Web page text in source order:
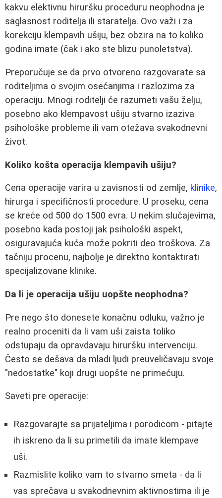
kakvu elektivnu hiruršku proceduru neophodna je
saglasnost roditelja ili staratelja. Ovo važi i za
korekciju klempavih ušiju, bez obzira na to koliko
godina imate (čak i ako ste blizu punoletstva).
Preporučuje se da prvo otvoreno razgovarate sa
roditeljima o svojim osećanjima i razlozima za
operaciju. Mnogi roditelji će razumeti vašu želju,
posebno ako klempavost ušiju stvarno izaziva
psihološke probleme ili vam otežava svakodnevni
život.
Koliko košta operacija klempavih ušiju?
Cena operacije varira u zavisnosti od zemlje, klinike,
hirurga i specifičnosti procedure. U proseku, cena
se kreće od 500 do 1500 evra. U nekim slučajevima,
posebno kada postoji jak psihološki aspekt,
osiguravajuća kuća može pokriti deo troškova. Za
tačniju procenu, najbolje je direktno kontaktirati
specijalizovane klinike.
Da li je operacija ušiju uopšte neophodna?
Pre nego što donesete konačnu odluku, važno je
realno proceniti da li vam uši zaista toliko
odstupaju da opravdavaju hiruršku intervenciju.
Često se dešava da mladi ljudi preuveličavaju svoje
"nedostatke" koji drugi uopšte ne primećuju.
Saveti pre operacije:
Razgovarajte sa prijateljima i porodicom - pitajte
ih iskreno da li su primetili da imate klempave
uši.
Razmislite koliko vam to stvarno smeta - da li
vas sprečava u svakodnevnim aktivnostima ili je